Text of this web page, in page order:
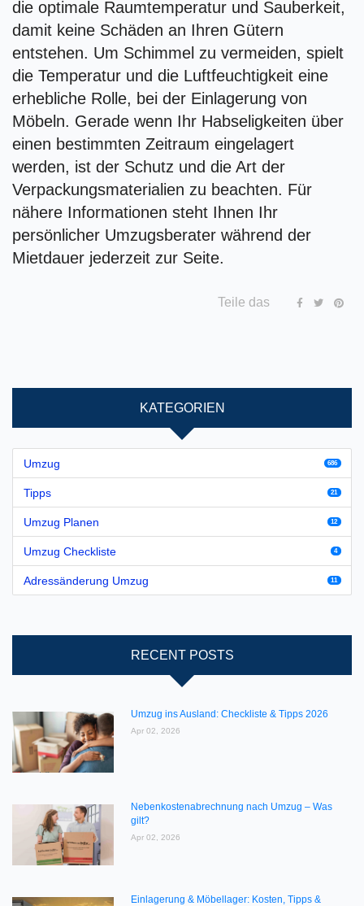
die optimale Raumtemperatur und Sauberkeit,
damit keine Schäden an Ihren Gütern
entstehen. Um Schimmel zu vermeiden, spielt
die Temperatur und die Luftfeuchtigkeit eine
erhebliche Rolle, bei der Einlagerung von
Möbeln. Gerade wenn Ihr Habseligkeiten über
einen bestimmten Zeitraum eingelagert
werden, ist der Schutz und die Art der
Verpackungsmaterialien zu beachten. Für
nähere Informationen steht Ihnen Ihr
persönlicher Umzugsberater während der
Mietdauer jederzeit zur Seite.
Teile das
KATEGORIEN
Umzug 686
Tipps 21
Umzug Planen 12
Umzug Checkliste 4
Adressänderung Umzug 11
RECENT POSTS
Umzug ins Ausland: Checkliste & Tipps 2026
Apr 02, 2026
Nebenkostenabrechnung nach Umzug – Was
gilt?
Apr 02, 2026
Einlagerung & Möbellager: Kosten, Tipps &